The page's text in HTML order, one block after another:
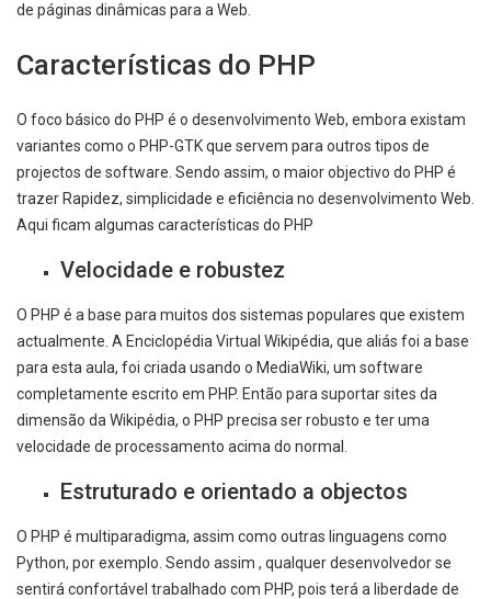
de páginas dinâmicas para a Web.
Características do PHP
O foco básico do PHP é o desenvolvimento Web, embora existam
variantes como o PHP-GTK que servem para outros tipos de
projectos de software. Sendo assim, o maior objectivo do PHP é
trazer Rapidez, simplicidade e eficiência no desenvolvimento Web.
Aqui ficam algumas características do PHP
Velocidade e robustez
O PHP é a base para muitos dos sistemas populares que existem
actualmente. A Enciclopédia Virtual Wikipédia, que aliás foi a base
para esta aula, foi criada usando o MediaWiki, um software
completamente escrito em PHP. Então para suportar sites da
dimensão da Wikipédia, o PHP precisa ser robusto e ter uma
velocidade de processamento acima do normal.
Estruturado e orientado a objectos
O PHP é multiparadigma, assim como outras linguagens como
Python, por exemplo. Sendo assim , qualquer desenvolvedor se
sentirá confortável trabalhado com PHP, pois terá a liberdade de